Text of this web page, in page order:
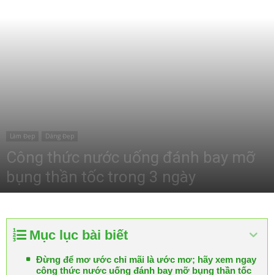
Làm Đẹp Dáng Đẹp
Công thức nước uống đánh bay mỡ
bụng thần tốc trong 3 ngày
Mục lục bài biết
Đừng để mơ ước chỉ mãi là ước mơ; hãy xem ngay
công thức nước uống đánh bay mỡ bụng thần tốc